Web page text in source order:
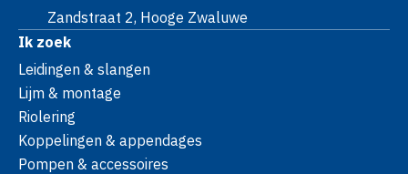
Zandstraat 2, Hooge Zwaluwe
Ik zoek
Leidingen & slangen
Lijm & montage
Riolering
Koppelingen & appendages
Pompen & accessoires